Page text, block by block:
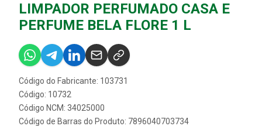
LIMPADOR PERFUMADO CASA E
PERFUME BELA FLORE 1 L
Código do Fabricante: 103731
Código: 10732
Código NCM: 34025000
Código de Barras do Produto: 7896040703734